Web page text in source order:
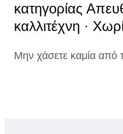
κατηγορίας
καλλιτέχνη ·
Μην χάσετε καμία από